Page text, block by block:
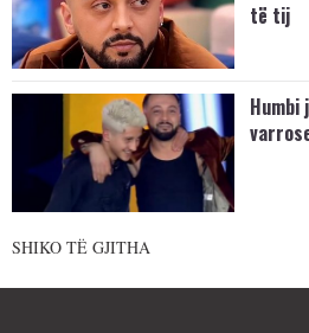
të tij
SHIKO TË GJITHA